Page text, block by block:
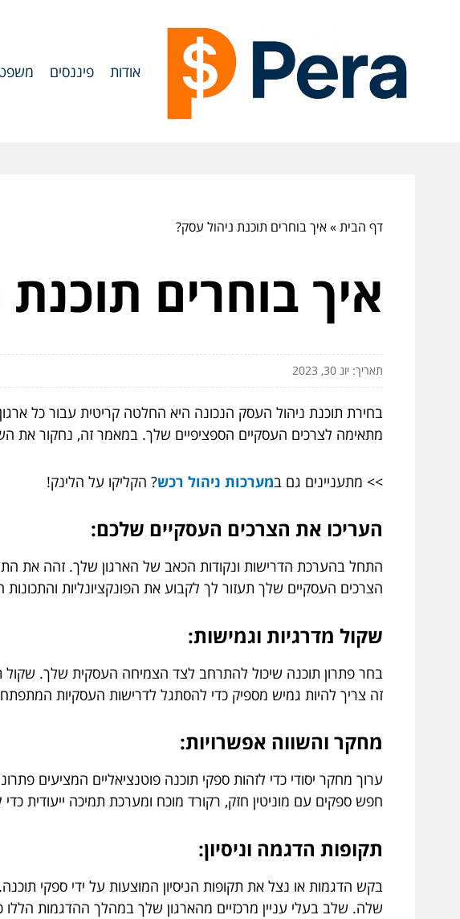
אודות פיננסים
דף הבית»איך בוחרים תוכנת ניהול עסק?
איך בוחרים
תאריך: יונ 30, 2023
בחירת תוכנת ניהול העסק הנכונה היא החלטה קריטית עבור כל
מתאימה לצרכים העסקיים הספציפיים שלך. במאמר זה, נחקור את
>> מתעניינים גם במערכות ניהול רכש? הקליקו על הלינק!
העריכו את הצרכים העסקיים שלכם:
התחל בהערכת הדרישות ונקודות הכאב של הארגון שלך. זהה את
הצרכים העסקיים שלך תעזור לך לקבוע את הפונקציונליות
שקול מדרגיות וגמישות:
בחר פתרון תוכנה שיכול להתרחב לצד הצמיחה העסקית שלך. שקול
זה צריך להיות גמיש מספיק כדי להסתגל לדרישות העסקיות
מחקר והשווה אפשרויות:
ערוך מחקר יסודי כדי לזהות ספקי תוכנה פוטנציאליים המציעים
חפש ספקים עם מוניטין חזק, רקורד מוכח ומערכת תמיכה ייעודית
תקופות הדגמה וניסיון:
בקש הדגמות או נצל את תקופות הניסיון המוצעות על ידי ספקי
שלה. שלב בעלי עניין מרכזיים מהארגון שלך במהלך ההדגמות